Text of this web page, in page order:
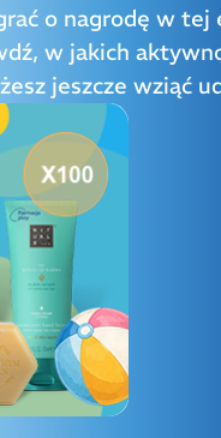
o nagrodę w tej
w jakich
jeszcze wziąć